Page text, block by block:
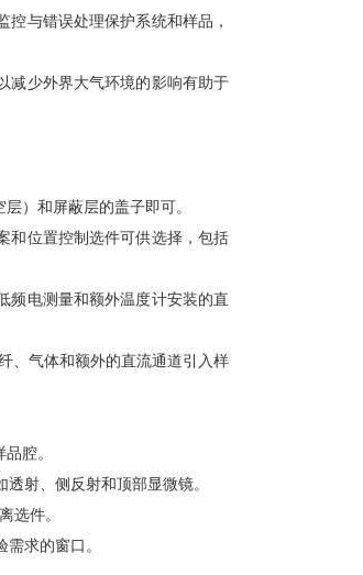
控与错误处理保护系统和样品，
减少外界大气环境的影响有助于
）和屏蔽层的盖子即可。
和位置控制选件可供选择，包括
频电测量和额外温度计安装的直
、气体和额外的直流通道引入样
腔。
射、侧反射和顶部显微镜。
选件。
求的窗口。